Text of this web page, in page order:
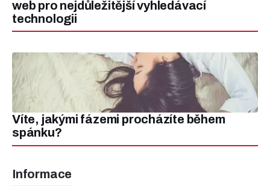
web pro nejdůležitější vyhledávací
technologii
Víte, jakými fázemi procházíte během
spánku?
Informace